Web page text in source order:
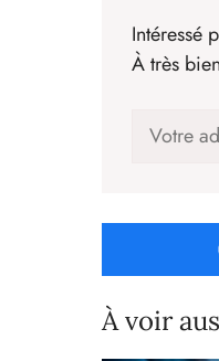
Intéressé
À très
À voir